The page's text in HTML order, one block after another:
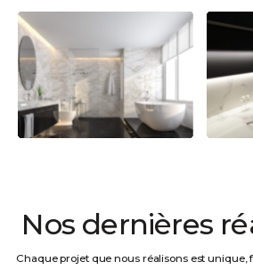
Nos dernières
Chaque projet que nous réalisons est unique,